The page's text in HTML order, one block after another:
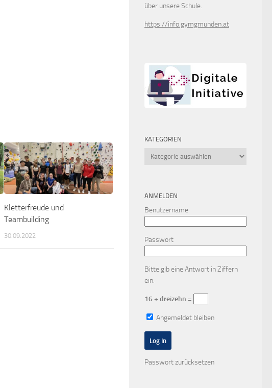
Kletterfreude und
Teambuilding
30.09.2022
über unsere Schule.
https://info.gymgmunden.at
KATEGORIEN
Kategorien
ANMELDEN
Benutzername
Passwort
Bitte gib eine Antwort in Ziffern
ein:
16 + dreizehn =
Angemeldet bleiben
Passwort zurücksetzen